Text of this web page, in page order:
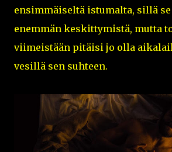
ensimmäiseltä istumalta, sillä
enemmän keskittymistä, mutta
viimeistään pitäisi jo olla
vesillä sen suhteen.